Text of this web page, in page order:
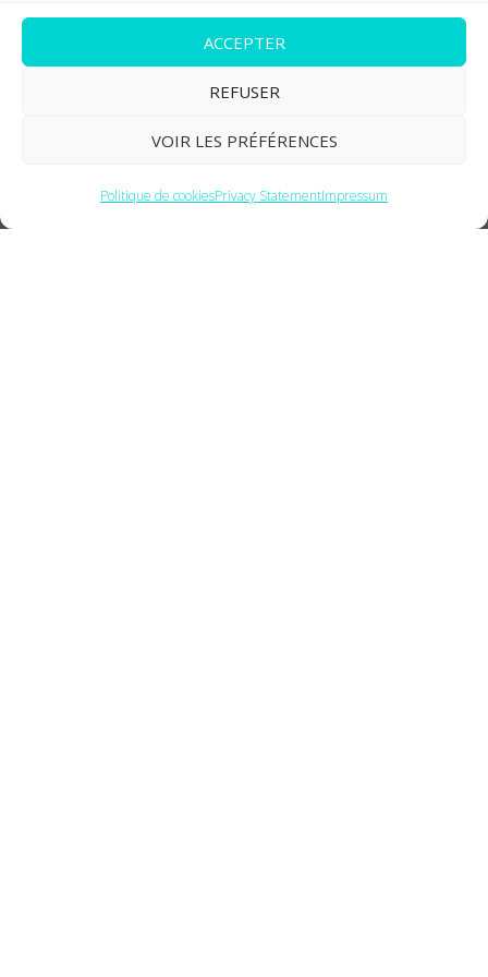
ACCEPTER
REFUSER
VOIR LES PRÉFÉRENCES
Politique de cookiesPrivacy StatementImpressum
7, place de la Gare BP 70109 Cedex
57201 Sarreguemines